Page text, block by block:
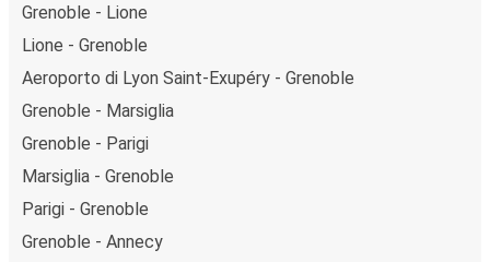
Grenoble - Lione
Lione - Grenoble
Aeroporto di Lyon Saint-Exupéry - Grenoble
Grenoble - Marsiglia
Grenoble - Parigi
Marsiglia - Grenoble
Parigi - Grenoble
Grenoble - Annecy